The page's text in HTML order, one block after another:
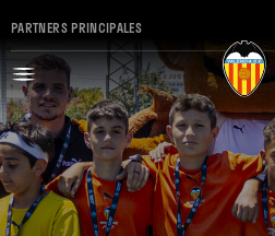
PARTNERS PRINCIPALES